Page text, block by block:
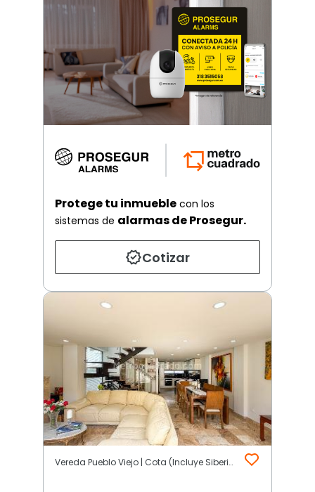
Protege tu inmueble con los
sistemas de alarmas de Prosegur.
Cotizar
Vereda Pueblo Viejo | Cota (Incluye Siberia)